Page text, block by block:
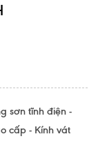
sơn tĩnh điện -
cấp - Kính vát